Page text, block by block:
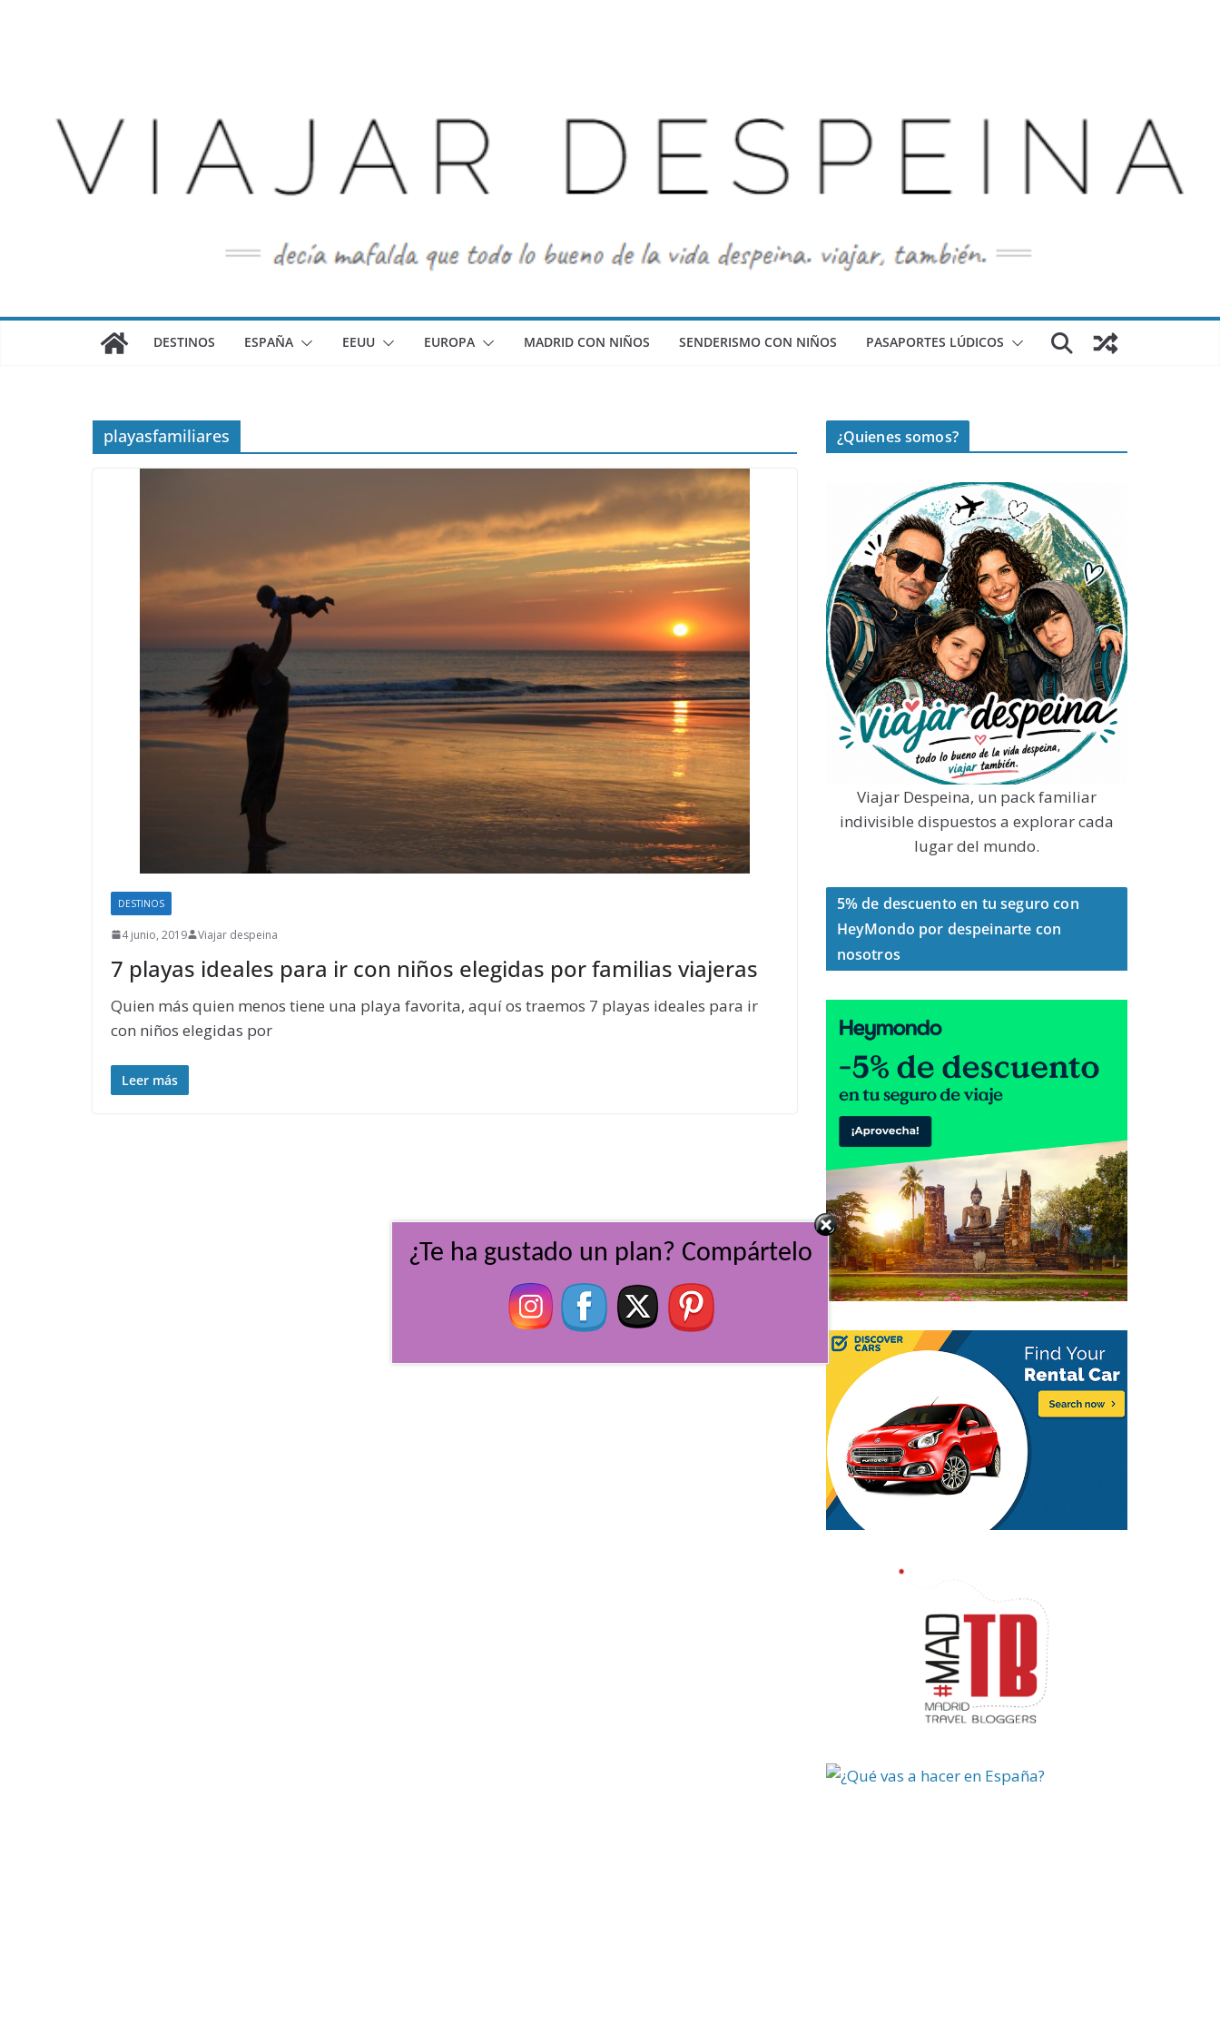
DESTINOS ESPAÑA EEUU EUROPA MADRID CON NIÑOS SENDERISMO CON NIÑOS PASAPORTES LÚDICOS
playasfamiliares
DESTINOS
4 junio, 2019 Viajar despeina
7 playas ideales para ir con niños elegidas por familias viajeras
Quien más quien menos tiene una playa favorita, aquí os traemos 7 playas ideales para ir
con niños elegidas por
Leer más
¿Quienes somos?
Viajar Despeina, un pack familiar
indivisible dispuestos a explorar cada
lugar del mundo.
5% de descuento en tu seguro con
HeyMondo por despeinarte con
nosotros
¿Te ha gustado un plan? Compártelo